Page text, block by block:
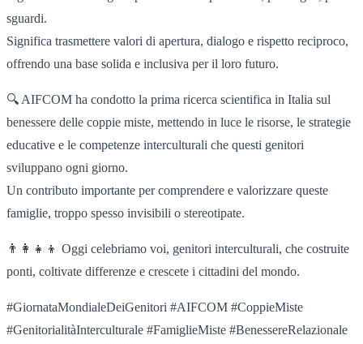
sguardi.
Significa trasmettere valori di apertura, dialogo e rispetto reciproco,
offrendo una base solida e inclusiva per il loro futuro.
🔍 AIFCOM ha condotto la prima ricerca scientifica in Italia sul
benessere delle coppie miste, mettendo in luce le risorse, le strategie
educative e le competenze interculturali che questi genitori
sviluppano ogni giorno.
Un contributo importante per comprendere e valorizzare queste
famiglie, troppo spesso invisibili o stereotipate.
👨‍👩‍👧‍👦 Oggi celebriamo voi, genitori interculturali, che costruite
ponti, coltivate differenze e crescete i cittadini del mondo.
#GiornataMondialeDeiGenitori #AIFCOM #CoppieMiste
#GenitorialitàInterculturale #FamiglieMiste #BenessereRelazionale